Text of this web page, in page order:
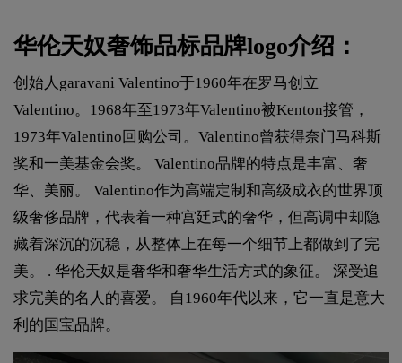
华伦天奴奢饰品标品牌logo介绍：
创始人garavani Valentino于1960年在罗马创立
Valentino。1968年至1973年Valentino被Kenton接管，
1973年Valentino回购公司。Valentino曾获得奈门马科斯
奖和一美基金会奖。 Valentino品牌的特点是丰富、奢
华、美丽。 Valentino作为高端定制和高级成衣的世界顶
级奢侈品牌，代表着一种宫廷式的奢华，但高调中却隐
藏着深沉的沉稳，从整体上在每一个细节上都做到了完
美。 . 华伦天奴是奢华和奢华生活方式的象征。 深受追
求完美的名人的喜爱。 自1960年代以来，它一直是意大
利的国宝品牌。